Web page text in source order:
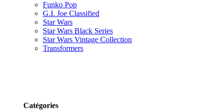
Funko Pop
G.I. Joe Classified
Star Wars
Star Wars Black Series
Star Wars Vintage Collection
Transformers
Catégories